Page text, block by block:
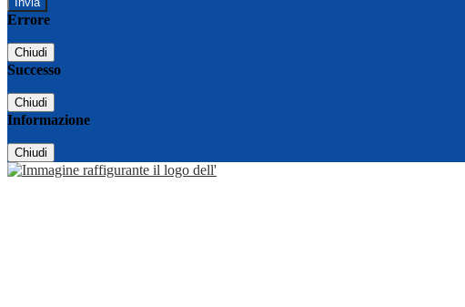
Errore
Chiudi
Successo
Chiudi
Informazione
Chiudi